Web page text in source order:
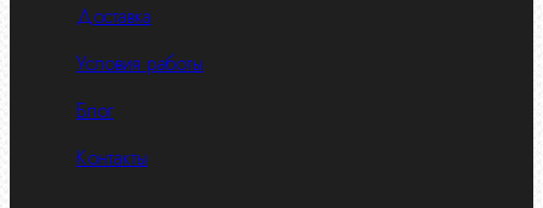
Доставка
Условия работы
Блог
Контакты